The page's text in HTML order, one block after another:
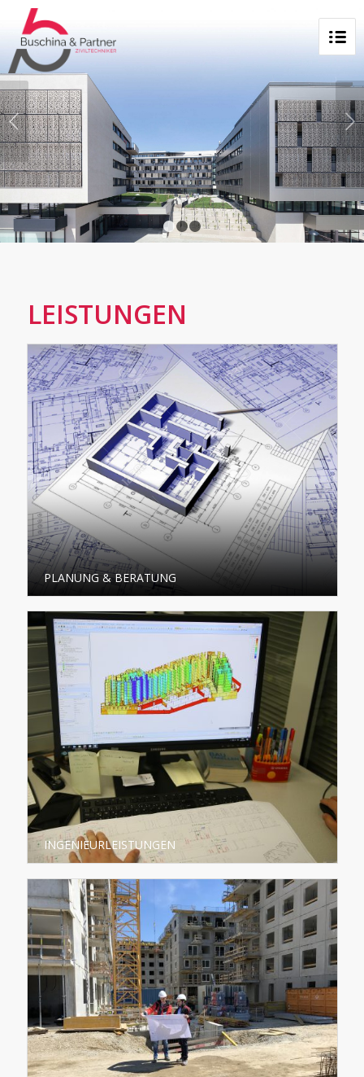
Next
1 2
LEISTUNGEN
PLANUNG & BERATUNG
INGENIEURLEISTUNGEN